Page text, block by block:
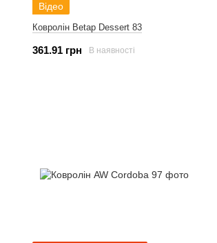
Відео
Ковролін Betap Dessert 83
361.91 грн В наявності